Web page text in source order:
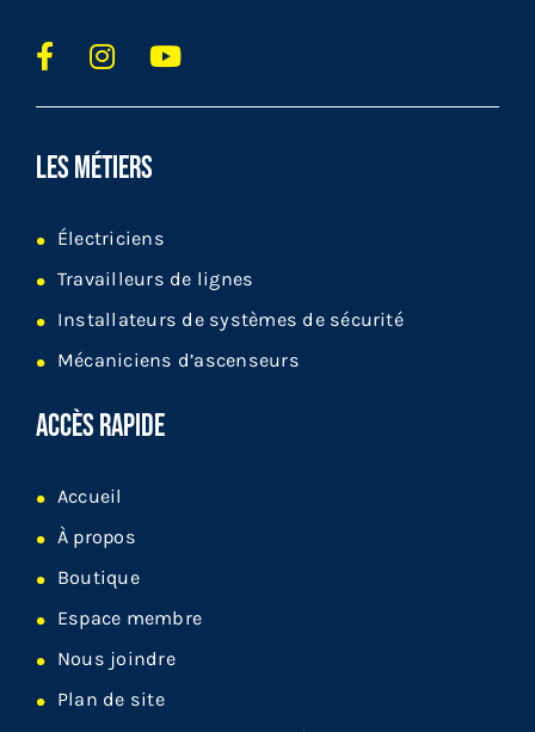
LES MÉTIERS
Électriciens
Travailleurs de lignes
Installateurs de systèmes de sécurité
Mécaniciens d’ascenseurs
ACCÈS RAPIDE
Accueil
À propos
Boutique
Espace membre
Nous joindre
Plan de site